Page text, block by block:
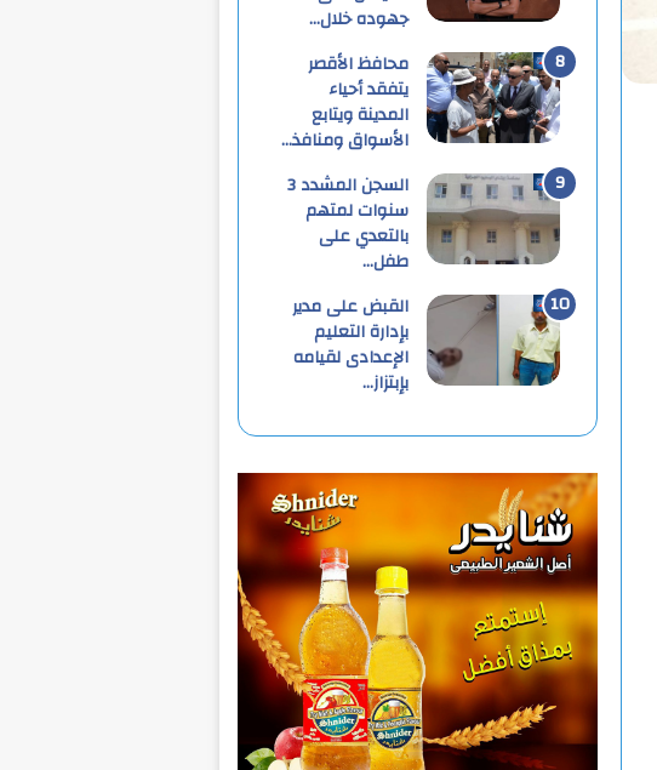
جهوده خلال…
محافظ الأقصر
يتفقد أحياء
المدينة ويتابع
الأسواق ومنافذ…
السجن المشدد 3
سنوات لمتهم
بالتعدي على
طفل…
القبض على مدير
بإدارة التعليم
الإعدادى لقيامه
بإبتزاز…